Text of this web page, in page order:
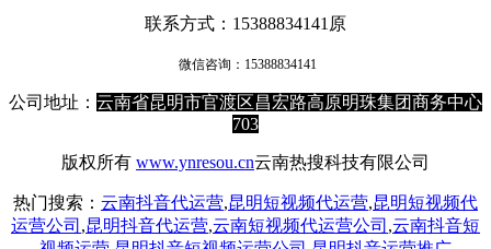
联系方式：15388834141原
微信咨询： 15388834141
公司地址： 云南省昆明市官渡区昌宏路高原明珠集团商务中心
703
版权所有 www.ynresou.cn云南热搜科技有限公司
热门搜索： 云南抖音代运营,昆明短视频代运营,昆明短视频代
运营公司 ,昆明抖音代运营,云南短视频代运营公司 ,云南抖音短